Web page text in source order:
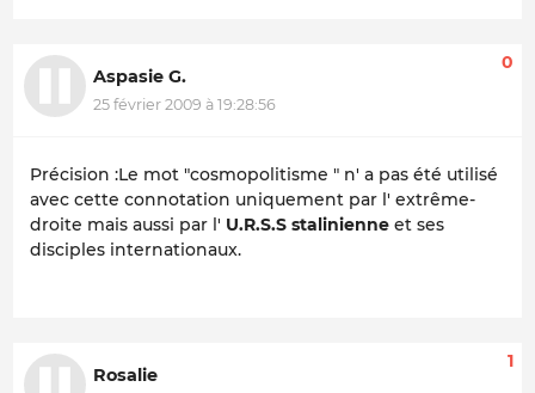
Aspasie G.
25 février 2009 à 19:28:56
0
Précision :Le mot "cosmopolitisme " n' a pas été utilisé
avec cette connotation uniquement par l' extrême-
droite mais aussi par l' U.R.S.S stalinienne et ses
disciples internationaux.
Rosalie
1